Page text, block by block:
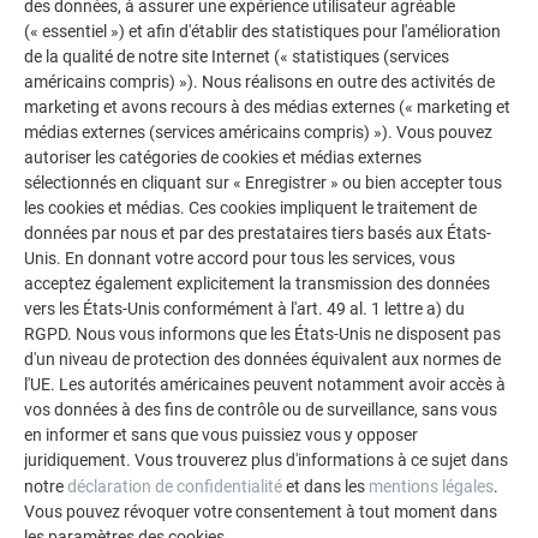
LAISSEZ-VOUS INSPIRER
AUTRES BÂTIMENTS
La galerie de références PREFA démontre la
polyvalence de l’aluminium. Découvrez d’autres projets
impressionnants avec les solutions en aluminium
durables de PREFA pour toitures, systèmes solaires et
façades.
des données, à assurer une expérience utilisateur agréable
(« essentiel ») et afin d'établir des statistiques pour l'amélioration
de la qualité de notre site Internet (« statistiques (services
américains compris) »). Nous réalisons en outre des activités de
marketing et avons recours à des médias externes (« marketing et
médias externes (services américains compris) »). Vous pouvez
autoriser les catégories de cookies et médias externes
sélectionnés en cliquant sur « Enregistrer » ou bien accepter tous
les cookies et médias. Ces cookies impliquent le traitement de
données par nous et par des prestataires tiers basés aux États-
Unis. En donnant votre accord pour tous les services, vous
acceptez également explicitement la transmission des données
vers les États-Unis conformément à l'art. 49 al. 1 lettre a) du
RGPD. Nous vous informons que les États-Unis ne disposent pas
d'un niveau de protection des données équivalent aux normes de
l'UE. Les autorités américaines peuvent notamment avoir accès à
vos données à des fins de contrôle ou de surveillance, sans vous
en informer et sans que vous puissiez vous y opposer
juridiquement. Vous trouverez plus d'informations à ce sujet dans
notredéclaration de confidentialitéet dans les mentions légales.
Vous pouvez révoquer votre consentement à tout moment dans